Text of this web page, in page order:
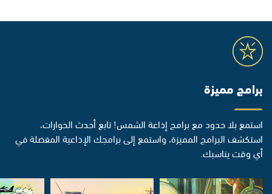
برامج مميزة
استمع بلا حدود مع برامج إذاعة الشمس! تابع أحدث الحوارات،
استكشف البرامج المميزة، واستمع إلى برامجك الإذاعية المفضلة في
أي وقت يناسبك.